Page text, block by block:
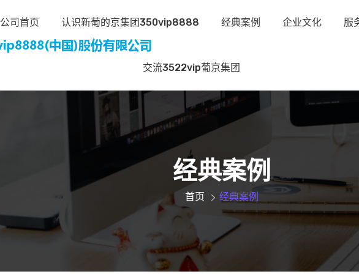
公司首页 认识新葡的京集团350vip8888 经典案例 企业文化 服
交流3522vip葡京集团
经典案例
首页 经典案例